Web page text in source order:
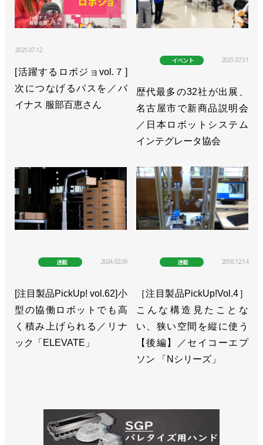
2021.07.12
[活躍するロボジョvol.７]
次につなげるパスを／バ
イナス 服部百恵さん
イベント 2023.07.31
歴代最多の32社が出展、
名古屋市で新商品説明会
／日本ロボットシステム
インテグレータ協会
連載 2024.02.09
[注目製品PickUp! vol.62]小
型の協働ロボットでも高
く積み上げられる／リナ
ック「ELEVATE」
連載 2018.12.14
［注目製品PickUp!Vol.4］
こんな構造見たことな
い、狭い空間を縦に使う
【後編】／セイコーエプ
ソン 「Nシリーズ」